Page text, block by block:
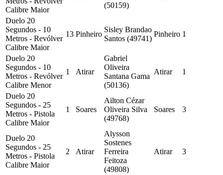
Calibre Maior
(50159)
Duelo 20
Segundos - 10
Metros - Revólver
Calibre Maior
13 Pinheiro
Sisley Brandao
Santos (49741)
Pinheiro 1
Duelo 20
Segundos - 10
Metros - Revólver
Calibre Menor
1 Atirar
Gabriel
Oliveira
Santana Gama
(50136)
Atirar 1
Duelo 20
Segundos - 25
Metros - Pistola
Calibre Maior
1 Soares
Ailton Cézar
Oliveira Silva
(49768)
Soares 3
Duelo 20
Segundos - 25
Metros - Pistola
Calibre Maior
2 Atirar
Alysson
Sostenes
Ferreira
Feitoza
(49808)
Atirar 3